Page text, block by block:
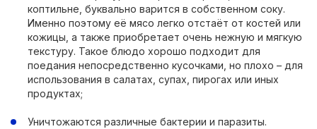
коптильне, буквально варится в собственном соку.
Именно поэтому её мясо легко отстаёт от костей или
кожицы, а также приобретает очень нежную и мягкую
текстуру. Такое блюдо хорошо подходит для
поедания непосредственно кусочками, но плохо – для
использования в салатах, супах, пирогах или иных
продуктах;
Уничтожаются различные бактерии и паразиты.